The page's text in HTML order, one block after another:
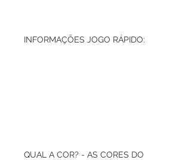
INFORMAÇÕES JOGO RÁPIDO:
QUAL A COR? - AS CORES DO